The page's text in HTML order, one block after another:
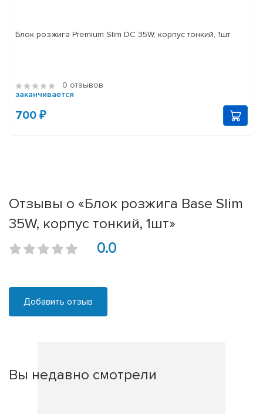
Блок розжига Premium Slim DC 35W, корпус тонкий, 1шт
0 отзывов
заканчивается
700 ₽
Отзывы о «Блок розжига Base Slim
35W, корпус тонкий, 1шт»
0.0
Добавить отзыв
Вы недавно смотрели